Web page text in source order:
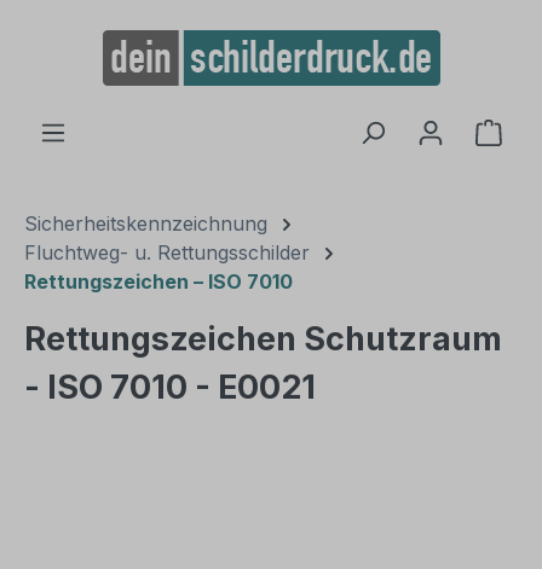
springen
Sicherheitskennzeichnung
Fluchtweg- u. Rettungsschilder
Rettungszeichen – ISO 7010
Rettungszeichen Schutzraum
- ISO 7010 - E0021